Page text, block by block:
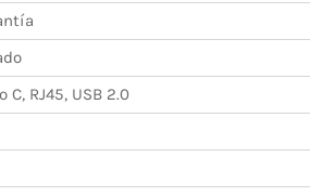
C, RJ45, USB 2.0